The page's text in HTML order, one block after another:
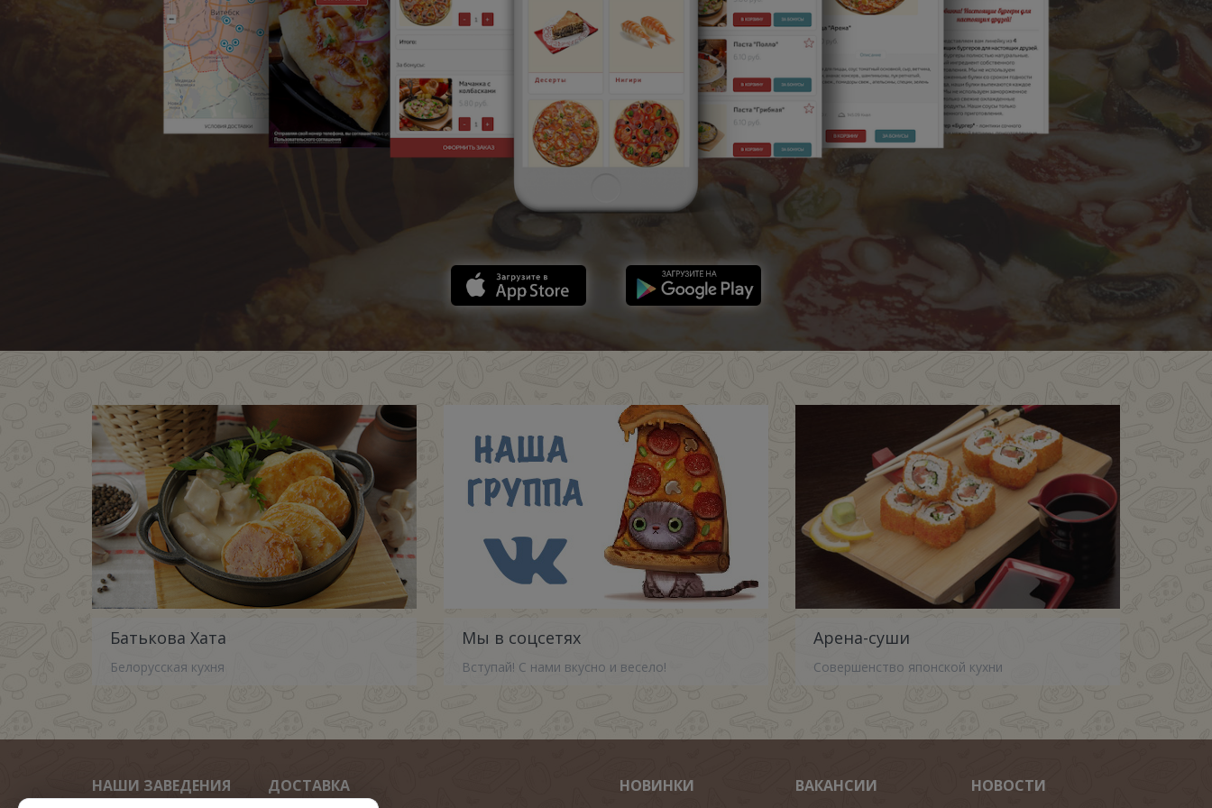
Батькова Хата
Белорусская кухня
Мы в соцсетях
Вступай! С нами вкусно и весело!
Арена-суши
Совершенство японской кухни
НАШИ ЗАВЕДЕНИЯ ДОСТАВКА НОВИНКИ ВАКАНСИИ НОВОСТИ